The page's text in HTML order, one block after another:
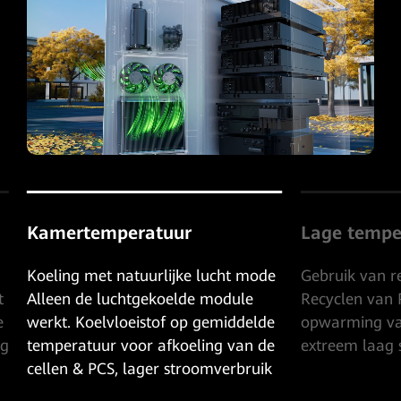
lucht mode
module
gemiddelde
van de
Lage temperatuur
Gebruik van restwarmte mode
Recyclen van PCS restwarmte,
opwarming van de koude cellen,
extreem laag stroomverbruik